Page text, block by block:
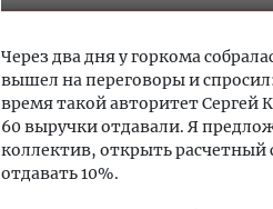
Через два дня у горкома
вышел на переговоры и
время такой авторитет
60 выручки отдавали. Я
коллектив, открыть расчетный
отдавать 10%.